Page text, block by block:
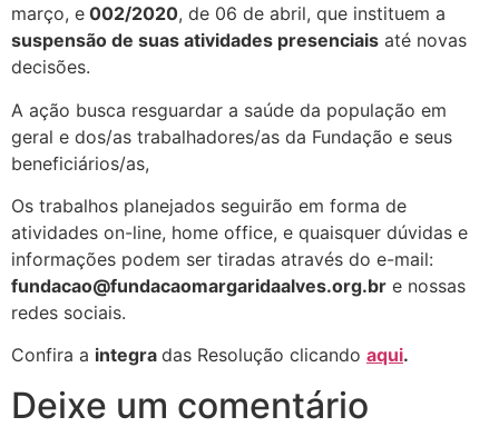
março, e 002/2020, de 06 de abril, que instituem a
suspensão de suas atividades presenciais até novas
decisões.
A ação busca resguardar a saúde da população em
geral e dos/as trabalhadores/as da Fundação e seus
beneficiários/as,
Os trabalhos planejados seguirão em forma de
atividades on-line, home office, e quaisquer dúvidas e
informações podem ser tiradas através do e-mail:
fundacao@fundacaomargaridaalves.org.br e nossas
redes sociais.
Confira a integra das Resolução clicando aqui.
Deixe um comentário